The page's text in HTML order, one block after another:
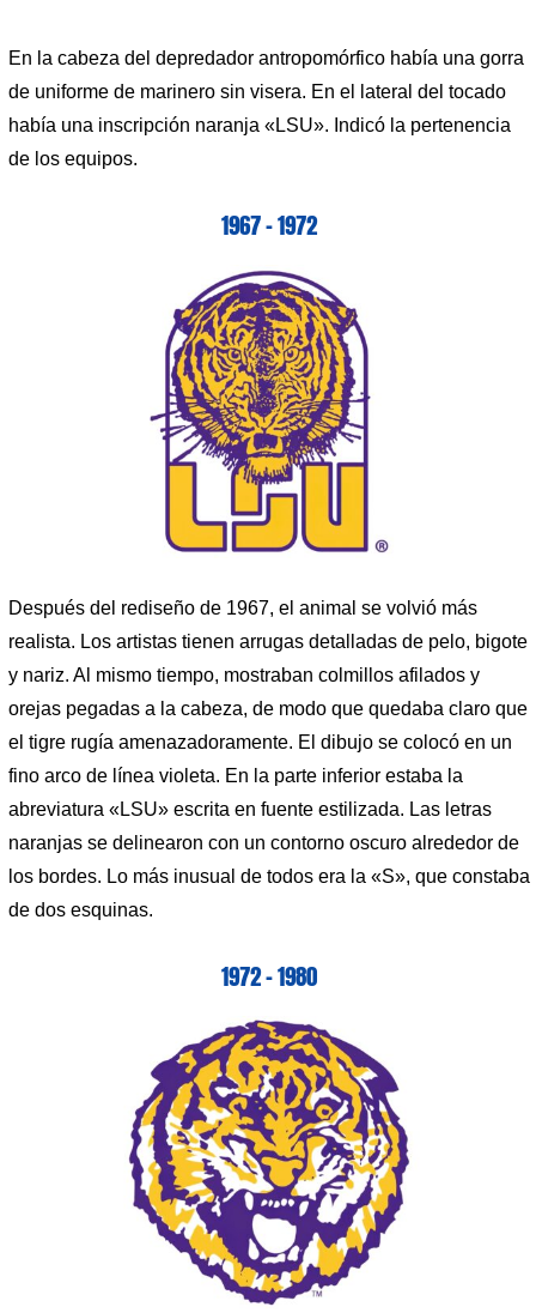
En la cabeza del depredador antropomórfico había una gorra
de uniforme de marinero sin visera. En el lateral del tocado
había una inscripción naranja «LSU». Indicó la pertenencia
de los equipos.
1967 – 1972
Después del rediseño de 1967, el animal se volvió más
realista. Los artistas tienen arrugas detalladas de pelo, bigote
y nariz. Al mismo tiempo, mostraban colmillos afilados y
orejas pegadas a la cabeza, de modo que quedaba claro que
el tigre rugía amenazadoramente. El dibujo se colocó en un
fino arco de línea violeta. En la parte inferior estaba la
abreviatura «LSU» escrita en fuente estilizada. Las letras
naranjas se delinearon con un contorno oscuro alrededor de
los bordes. Lo más inusual de todos era la «S», que constaba
de dos esquinas.
1972 – 1980